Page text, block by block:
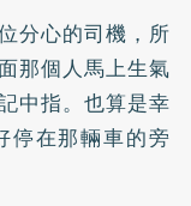
分心的司機，所
那個人馬上生氣
中指。也算是幸
停在那輛車的旁